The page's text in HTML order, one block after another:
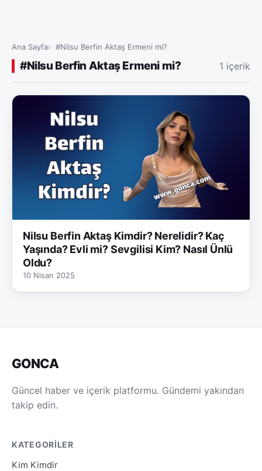
Ana Sayfa #Nilsu Berfin Aktaş Ermeni mi?
#Nilsu Berfin Aktaş Ermeni mi? 1 içerik
Nilsu Berfin Aktaş Kimdir? Nerelidir? Kaç
Yaşında? Evli mi? Sevgilisi Kim? Nasıl Ünlü
Oldu?
10 Nisan 2025
GONCA
Güncel haber ve içerik platformu. Gündemi yakından
takip edin.
KATEGORILER
Kim Kimdir